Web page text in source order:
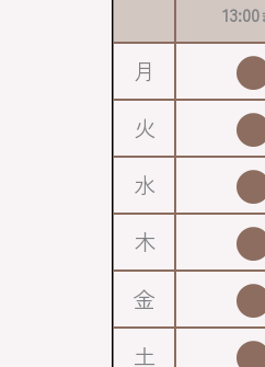
13:00
月
火
水
木
金
土